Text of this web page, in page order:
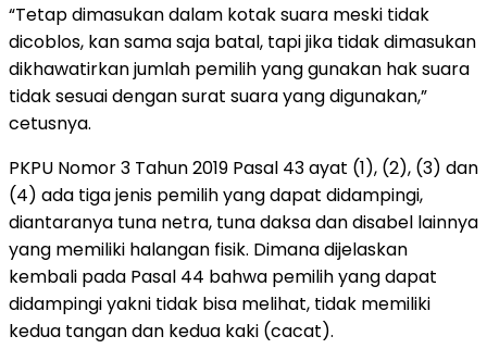
“Tetap dimasukan dalam kotak suara meski tidak
dicoblos, kan sama saja batal, tapi jika tidak dimasukan
dikhawatirkan jumlah pemilih yang gunakan hak suara
tidak sesuai dengan surat suara yang digunakan,”
cetusnya.
PKPU Nomor 3 Tahun 2019 Pasal 43 ayat (1), (2), (3) dan
(4) ada tiga jenis pemilih yang dapat didampingi,
diantaranya tuna netra, tuna daksa dan disabel lainnya
yang memiliki halangan fisik. Dimana dijelaskan
kembali pada Pasal 44 bahwa pemilih yang dapat
didampingi yakni tidak bisa melihat, tidak memiliki
kedua tangan dan kedua kaki (cacat).